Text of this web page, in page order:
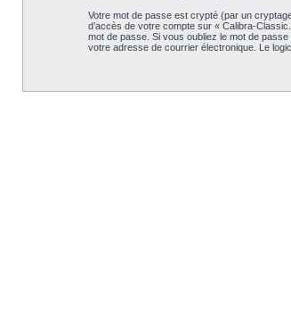
Votre mot de passe est crypté (par un
d’accès de votre compte sur « Calibra-
mot de passe. Si vous oubliez le mot de
votre adresse de courrier électronique. Le